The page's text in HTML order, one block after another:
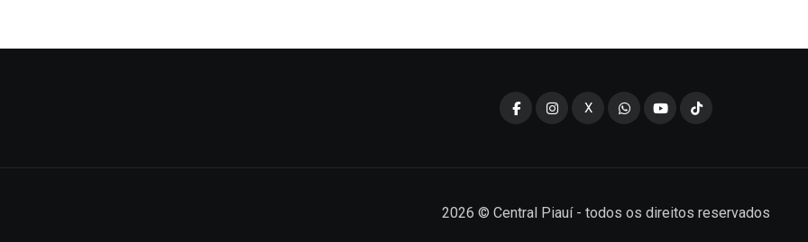
X
2026 © Central Piauí - todos os direitos reservados